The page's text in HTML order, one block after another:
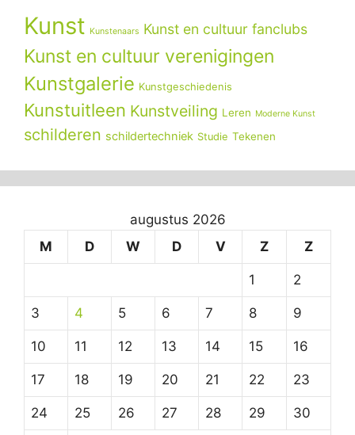
Kunst Kunstenaars Kunst en cultuur fanclubs
Kunst en cultuur verenigingen
Kunstgalerie Kunstgeschiedenis
Kunstuitleen Kunstveiling Leren Moderne Kunst
schilderen schildertechniek Studie Tekenen
augustus 2026
M
D W D V Z Z
1 2
3 4 5 6 7 8 9
10 11 12 13 14 15 16
17 18 19 20 21 22 23
24 25 26 27 28 29 30